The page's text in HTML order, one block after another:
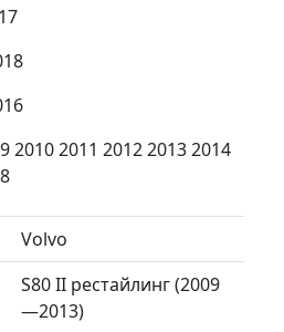
2010 2011 2012 2013 2014
Volvo
S80 II рестайлинг (2009
—2013)